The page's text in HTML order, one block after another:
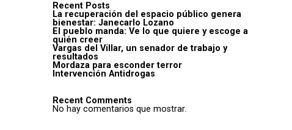
Recent Posts
La recuperación del espacio público genera
bienestar: Janecarlo Lozano
El pueblo manda: Ve lo que quiere y escoge a
quién creer
Vargas del Villar, un senador de trabajo y
resultados
Mordaza para esconder terror
Intervención Antidrogas
Recent Comments
No hay comentarios que mostrar.